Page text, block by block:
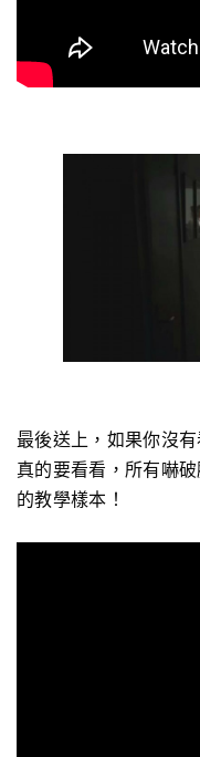
最後送上，如果你沒
真的要看看，所有嚇
的教學樣本！